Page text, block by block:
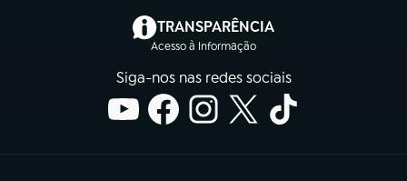
TRANSPARÊNCIA
Acesso à Informação
(abre em nova aba)
Siga-nos nas redes sociais